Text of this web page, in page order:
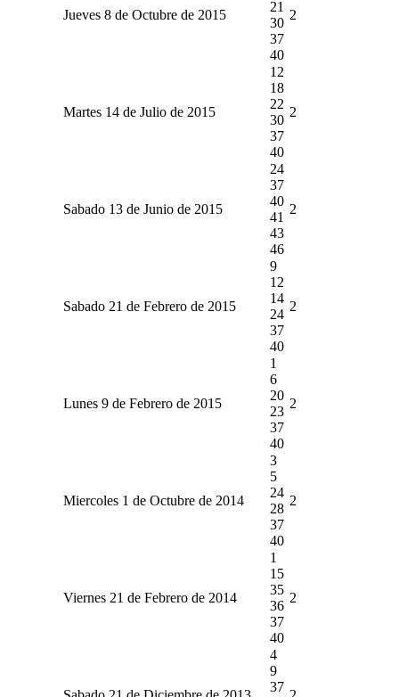
Jueves 8 de Octubre de 2015
21
30
37
40
2
Martes 14 de Julio de 2015
12
18
22
30
37
40
2
Sabado 13 de Junio de 2015
24
37
40
41
43
46
2
Sabado 21 de Febrero de 2015
9
12
14
24
37
40
2
Lunes 9 de Febrero de 2015
1
6
20
23
37
40
2
Miercoles 1 de Octubre de 2014
3
5
24
28
37
40
2
Viernes 21 de Febrero de 2014
1
15
35
36
37
40
2
4
9
37